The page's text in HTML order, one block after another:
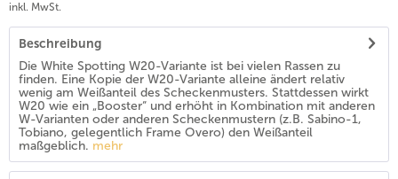
inkl. MwSt.
Beschreibung
Die White Spotting W20-Variante ist bei vielen Rassen zu
finden. Eine Kopie der W20-Variante alleine ändert relativ
wenig am Weißanteil des Scheckenmusters. Stattdessen wirkt
W20 wie ein „Booster“ und erhöht in Kombination mit anderen
W-Varianten oder anderen Scheckenmustern (z.B. Sabino-1,
Tobiano, gelegentlich Frame Overo) den Weißanteil
maßgeblich. mehr